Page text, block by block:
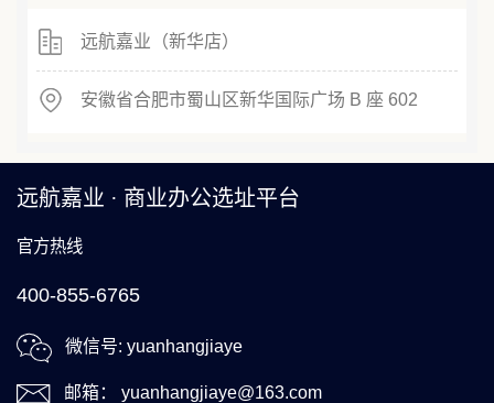
远航嘉业（新华店）
安徽省合肥市蜀山区新华国际广场 B 座 602
远航嘉业 · 商业办公选址平台
官方热线
400-855-6765
微信号: yuanhangjiaye
邮箱： yuanhangjiaye@163.com